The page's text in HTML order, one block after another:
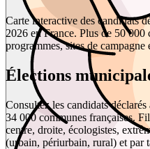
Carte interactive des candidats
2026 en France. Plus de 50 000
programmes, sites de
Élections
Consultez les candidats
34 000 communes françaises.
centre, droite, écologistes,
(urbain, périurbain, rural) et par